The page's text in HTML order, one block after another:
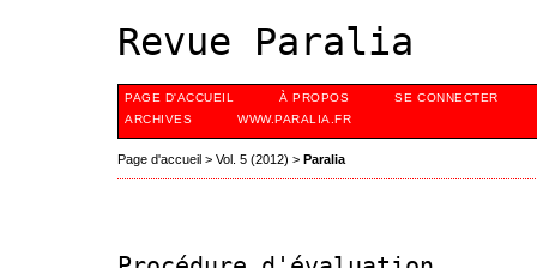
Revue Paralia
PAGE D'ACCUEIL À PROPOS
SE CONNECTER
ARCHIVES
WWW.PARALIA.FR
Page d'accueil > Vol. 5 (2012) > Paralia